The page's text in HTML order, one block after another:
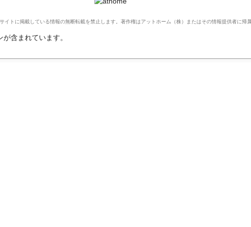
トに掲載している情報の無断転載を禁止します。著作権はアットホーム（株）またはその情報提供者に帰属
含まれています。